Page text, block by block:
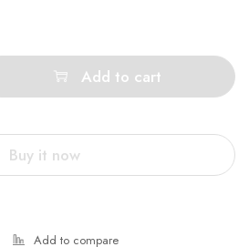
Add to cart
Buy it now